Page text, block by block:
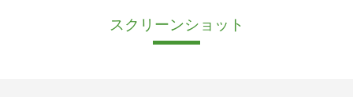
スクリーンショット